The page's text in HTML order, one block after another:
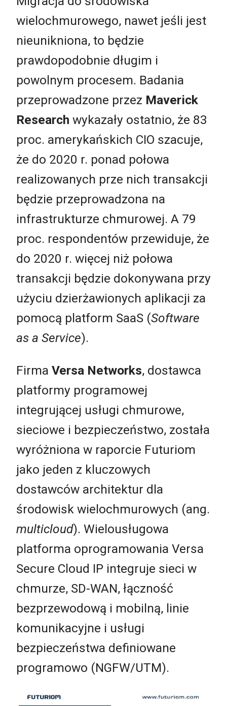
wielochmurowego, nawet jeśli jest
nieunikniona, to będzie
prawdopodobnie długim i
powolnym procesem. Badania
przeprowadzone przez Maverick
Research wykazały ostatnio, że 83
proc. amerykańskich CIO szacuje,
że do 2020 r. ponad połowa
realizowanych prze nich transakcji
będzie przeprowadzona na
infrastrukturze chmurowej. A 79
proc. respondentów przewiduje, że
do 2020 r. więcej niż połowa
transakcji będzie dokonywana przy
użyciu dzierżawionych aplikacji za
pomocą platform SaaS (Software
as a Service).
Firma Versa Networks, dostawca
platformy programowej
integrującej usługi chmurowe,
sieciowe i bezpieczeństwo, została
wyróżniona w raporcie Futuriom
jako jeden z kluczowych
dostawców architektur dla
środowisk wielochmurowych (ang.
multicloud). Wielousługowa
platforma oprogramowania Versa
Secure Cloud IP integruje sieci w
chmurze, SD-WAN, łączność
bezprzewodową i mobilną, linie
komunikacyjne i usługi
bezpieczeństwa definiowane
programowo (NGFW/UTM).